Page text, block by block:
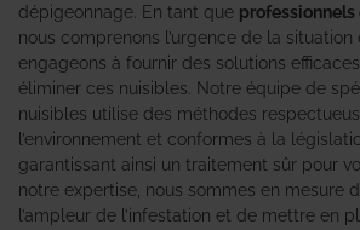
dépigeonnage. En tant que
nous comprenons l’urgence de la situation
engageons à fournir des solutions
éliminer ces nuisibles. Notre équipe de
nuisibles utilise des méthodes
l’environnement et conformes à la
garantissant ainsi un traitement sûr pour
notre expertise, nous sommes en mesure
l’ampleur de l’infestation et de mettre en